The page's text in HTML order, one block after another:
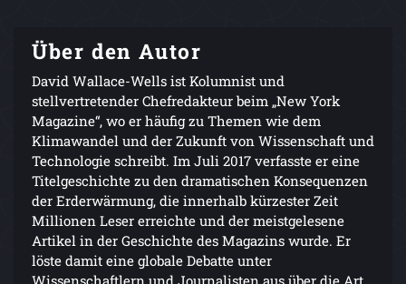
Über den Autor
David Wallace-Wells ist Kolumnist und
stellvertretender Chefredakteur beim „New York
Magazine“, wo er häufig zu Themen wie dem
Klimawandel und der Zukunft von Wissenschaft und
Technologie schreibt. Im Juli 2017 verfasste er eine
Titelgeschichte zu den dramatischen Konsequenzen
der Erderwärmung, die innerhalb kürzester Zeit
Millionen Leser erreichte und der meistgelesene
Artikel in der Geschichte des Magazins wurde. Er
löste damit eine globale Debatte unter